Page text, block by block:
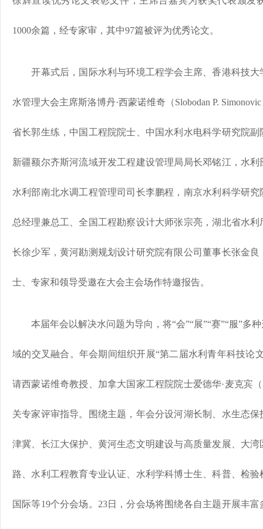
1000余篇，经专家审，其中97篇被评为优秀论文。
开幕式后，国际水利与环境工程学会主席、香港科技
水管理大会主席斯洛博丹·西蒙诺维奇（Slobodan P.
省长郭生练，中国工程院院士、中国水利水电科学研究院
新疆额尔齐斯河流域开发工程建设管理局局长邓铭江，水
水利部南北水调工程管理司司长李鹏程，南京水利科学研
总经理兼总工、全国工程勘察设计大师张宗亮，湖北省水
长徐少军，黄河勘测规划设计研究院有限公司董事长张金
士、专家和领导受邀在大会主会场作特邀报告。
本届年会以解决水问题为导向，将“会”“展”“赛”“服”多
域的交叉融合。年会期间组织开展“第二届水利青年科技论
请西蒙诺维奇教授、加拿大国家工程院院士爱德华·麦克宾
关专家评审指导。围绕主题，年会分设河湖长制、水生态
津冀、长江大保护、黄河生态文明建设与高质量发展、大
路、水利工程教育专业认证、水利学科博士生、科普、检
国际等19个分会场。23日，分会场将围绕各自主题开展丰